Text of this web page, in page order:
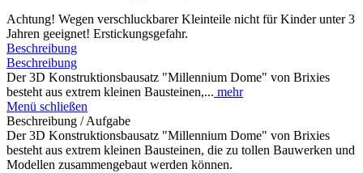
Achtung! Wegen verschluckbarer Kleinteile nicht für Kinder unter 3
Jahren geeignet! Erstickungsgefahr.
Beschreibung
Beschreibung
Der 3D Konstruktionsbausatz "Millennium Dome" von Brixies
besteht aus extrem kleinen Bausteinen,... mehr
Menü schließen
Beschreibung / Aufgabe
Der 3D Konstruktionsbausatz "Millennium Dome" von Brixies
besteht aus extrem kleinen Bausteinen, die zu tollen Bauwerken und
Modellen zusammengebaut werden können.